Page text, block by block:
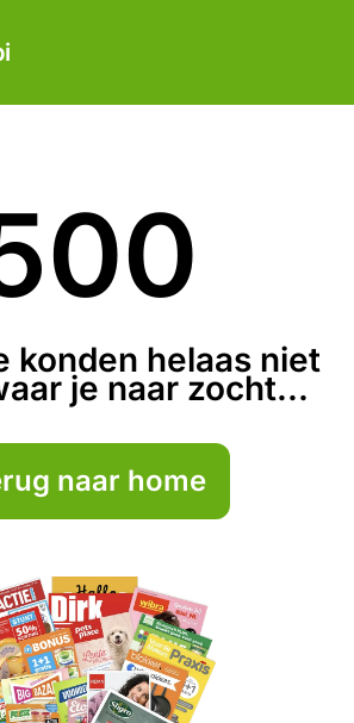
500
konden helaas niet
je naar zocht...
naar home